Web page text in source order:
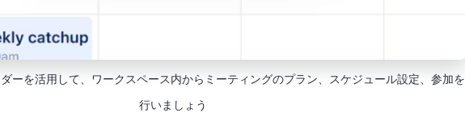
ーを活用して、ワークスペース内からミーティングのプラン、スケジュール設定、参加を
行いましょう